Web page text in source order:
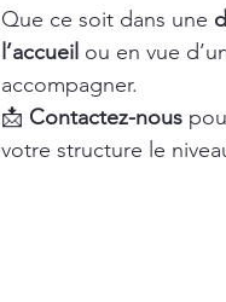
Que ce soit dans une
l’accueil ou en vue
accompagner.
📩 Contactez-nous
votre structure le